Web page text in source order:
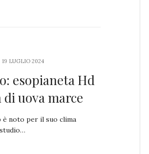
19 LUGLIO 2024
esopianeta Hd
di uova marce
è noto per il suo clima